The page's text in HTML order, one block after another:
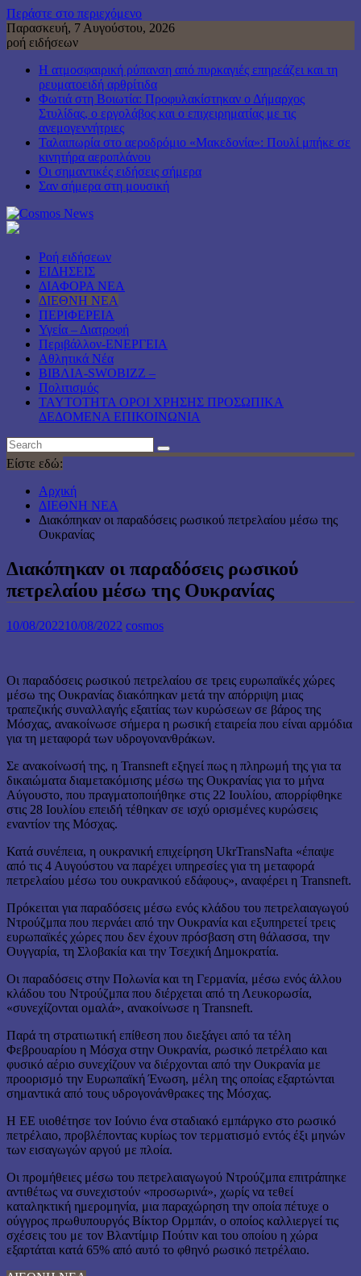
Περάστε στο περιεχόμενο
Παρασκευή, 7 Αυγούστου, 2026
ροή ειδήσεων
Η ατμοσφαιρική ρύπανση από πυρκαγιές επηρεάζει και τη
ρευματοειδή αρθρίτιδα
Φωτιά στη Βοιωτία: Προφυλακίστηκαν ο Δήμαρχος
Στυλίδας, ο εργολάβος και ο επιχειρηματίας με τις
ανεμογεννήτριες
Ταλαιπωρία στο αεροδρόμιο «Μακεδονία»: Πουλί μπήκε σε
κινητήρα αεροπλάνου
Οι σημαντικές ειδήσεις σήμερα
Σαν σήμερα στη μουσική
Ροή ειδήσεων
ΕΙΔΗΣΕΙΣ
ΔΙΑΦΟΡΑ ΝΕΑ
ΔΙΕΘΝΗ ΝΕΑ
ΠΕΡΙΦΕΡΕΙΑ
Υγεία – Διατροφή
Περιβάλλον-ΕΝΕΡΓΕΙΑ
Αθλητικά Νέα
ΒΙΒΛΙΑ-SWOBIZZ –
Πολιτισμός
TAYTOTHTA ΟΡΟΙ ΧΡΗΣΗΣ ΠΡΟΣΩΠΙΚΑ
ΔΕΔΟΜΕΝΑ ΕΠΙΚΟΙΝΩΝΙΑ
Είστε εδώ:
Αρχική
ΔΙΕΘΝΗ ΝΕΑ
Διακόπηκαν οι παραδόσεις ρωσικού πετρελαίου μέσω της
Ουκρανίας
Διακόπηκαν οι παραδόσεις ρωσικού
πετρελαίου μέσω της Ουκρανίας
10/08/202210/08/2022 cosmos
Οι παραδόσεις ρωσικού πετρελαίου σε τρεις ευρωπαϊκές χώρες
μέσω της Ουκρανίας διακόπηκαν μετά την απόρριψη μιας
τραπεζικής συναλλαγής εξαιτίας των κυρώσεων σε βάρος της
Μόσχας, ανακοίνωσε σήμερα η ρωσική εταιρεία που είναι αρμόδια
για τη μεταφορά των υδρογονανθράκων.
Σε ανακοίνωσή της, η Transneft εξηγεί πως η πληρωμή της για τα
δικαιώματα διαμετακόμισης μέσω της Ουκρανίας για το μήνα
Αύγουστο, που πραγματοποιήθηκε στις 22 Ιουλίου, απορρίφθηκε
στις 28 Ιουλίου επειδή τέθηκαν σε ισχύ ορισμένες κυρώσεις
εναντίον της Μόσχας.
Κατά συνέπεια, η ουκρανική επιχείρηση UkrTransNafta «έπαψε
από τις 4 Αυγούστου να παρέχει υπηρεσίες για τη μεταφορά
πετρελαίου μέσω του ουκρανικού εδάφους», αναφέρει η Transneft.
Πρόκειται για παραδόσεις μέσω ενός κλάδου του πετρελαιαγωγού
Ντρούζμπα που περνάει από την Ουκρανία και εξυπηρετεί τρεις
ευρωπαϊκές χώρες που δεν έχουν πρόσβαση στη θάλασσα, την
Ουγγαρία, τη Σλοβακία και την Τσεχική Δημοκρατία.
Οι παραδόσεις στην Πολωνία και τη Γερμανία, μέσω ενός άλλου
κλάδου του Ντρούζμπα που διέρχεται από τη Λευκορωσία,
«συνεχίζονται ομαλά», ανακοίνωσε η Transneft.
Παρά τη στρατιωτική επίθεση που διεξάγει από τα τέλη
Φεβρουαρίου η Μόσχα στην Ουκρανία, ρωσικό πετρέλαιο και
φυσικό αέριο συνεχίζουν να διέρχονται από την Ουκρανία με
προορισμό την Ευρωπαϊκή Ένωση, μέλη της οποίας εξαρτώνται
σημαντικά από τους υδρογονάνθρακες της Μόσχας.
Η ΕΕ υιοθέτησε τον Ιούνιο ένα σταδιακό εμπάργκο στο ρωσικό
πετρέλαιο, προβλέποντας κυρίως τον τερματισμό εντός έξι μηνών
των εισαγωγών αργού με πλοία.
Οι προμήθειες μέσω του πετρελαιαγωγού Ντρούζμπα επιτράπηκε
αντιθέτως να συνεχιστούν «προσωρινά», χωρίς να τεθεί
καταληκτική ημερομηνία, μια παραχώρηση την οποία πέτυχε ο
ούγγρος πρωθυπουργός Βίκτορ Ορμπάν, ο οποίος καλλιεργεί τις
σχέσεις του με τον Βλαντίμιρ Πούτιν και του οποίου η χώρα
εξαρτάται κατά 65% από αυτό το φθηνό ρωσικό πετρέλαιο.